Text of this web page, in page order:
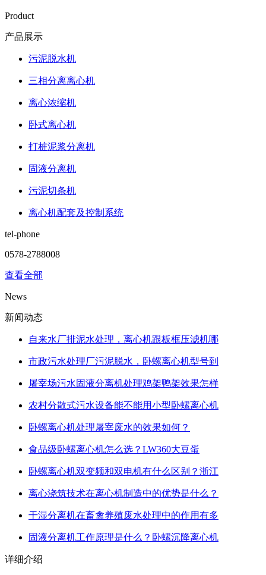
Product
产品展示
污泥脱水机
三相分离离心机
离心浓缩机
卧式离心机
打桩泥浆分离机
固液分离机
污泥切条机
离心机配套及控制系统
tel-phone
0578-2788008
查看全部
News
新闻动态
自来水厂排泥水处理，离心机跟板框压滤机哪
市政污水处理厂污泥脱水，卧螺离心机型号到
屠宰场污水固液分离机处理鸡架鸭架效果怎样
农村分散式污水设备能不能用小型卧螺离心机
卧螺离心机处理屠宰废水的效果如何？
食品级卧螺离心机怎么选？LW360大豆蛋
卧螺离心机双变频和双电机有什么区别？浙江
离心浇筑技术在离心机制造中的优势是什么？
干湿分离机在畜禽养殖废水处理中的作用有多
固液分离机工作原理是什么？卧螺沉降离心机
详细介绍